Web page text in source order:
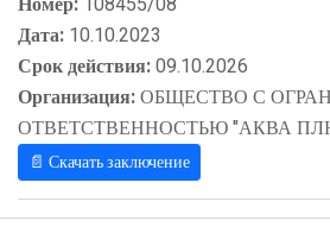
Дата: 10.10.2023
Срок действия:09.10.2026
Организация:ОБЩЕСТВО С
ОТВЕТСТВЕННОСТЬЮ "АКВА
📄 Скачать заключение